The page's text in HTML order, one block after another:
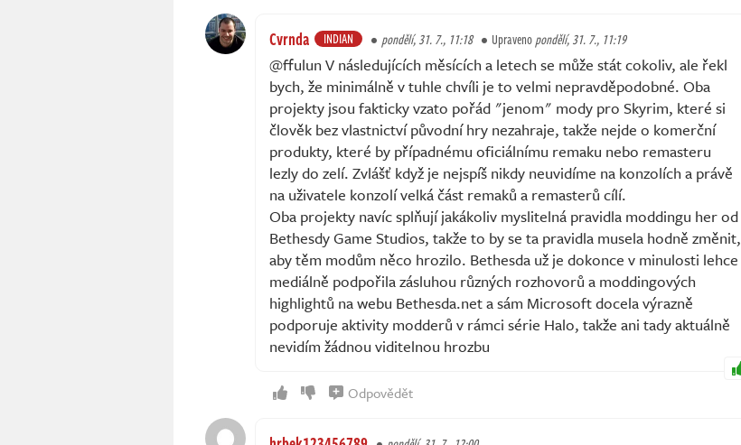
Cvrnda INDIAN pondělí, 31. 7., 11:18 Upravenopondělí, 31. 7., 11:19
@ffulun V následujících měsících a letech se může stát cokoliv, ale řekl
bych, že minimálně v tuhle chvíli je to velmi nepravděpodobné. Oba
projekty jsou fakticky vzato pořád "jenom" mody pro Skyrim, které si
člověk bez vlastnictví původní hry nezahraje, takže nejde o komerční
produkty, které by případnému oficiálnímu remaku nebo remasteru
lezly do zelí. Zvlášť když je nejspíš nikdy neuvidíme na konzolích a právě
na uživatele konzolí velká část remaků a remasterů cílí.
Oba projekty navíc splňují jakákoliv myslitelná pravidla moddingu her od
Bethesdy Game Studios, takže to by se ta pravidla musela hodně změnit,
aby těm modům něco hrozilo. Bethesda už je dokonce v minulosti lehce
mediálně podpořila zásluhou různých rozhovorů a moddingových
highlightů na webu Bethesda.net a sám Microsoft docela výrazně
podporuje aktivity modderů v rámci série Halo, takže ani tady aktuálně
nevidím žádnou viditelnou hrozbu
Odpovědět